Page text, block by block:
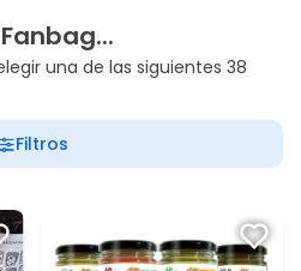
una de las siguientes 38
Filtros